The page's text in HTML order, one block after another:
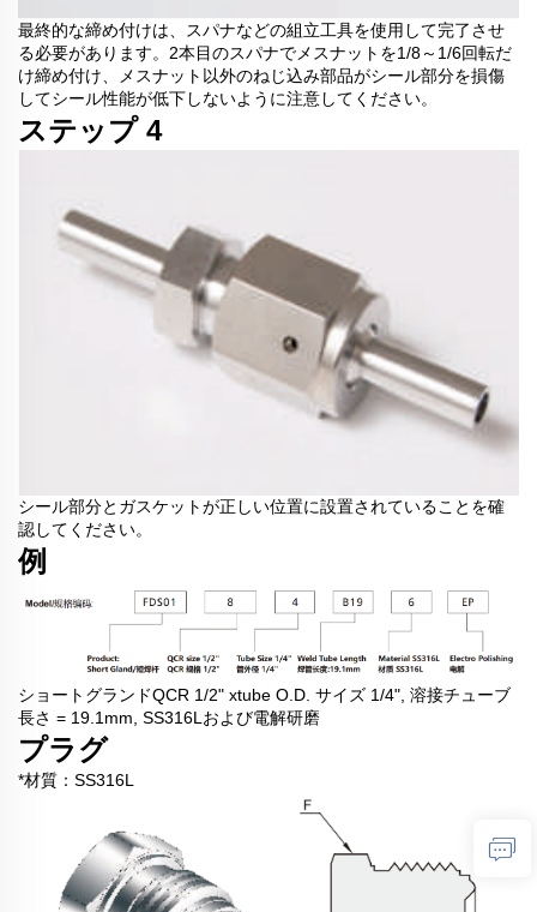
最終的な締め付けは、スパナなどの組立工具を使用して完了させ
る必要があります。2本目のスパナでメスナットを1/8～1/6回転だ
け締め付け、メスナット以外のねじ込み部品がシール部分を損傷
してシール性能が低下しないように注意してください。
ステップ 4
シール部分とガスケットが正しい位置に設置されていることを確
認してください。
例
ショートグランドQCR 1/2" xtube O.D. サイズ 1/4", 溶接チューブ
長さ = 19.1mm, SS316Lおよび電解研磨
プラグ
*材質：SS316L